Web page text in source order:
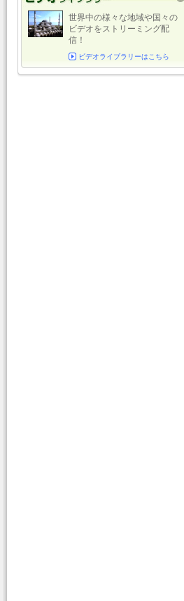
世界中の様々な地域や国々の
ビデオをストリーミング配
信！
ビデオライブラリーはこちら